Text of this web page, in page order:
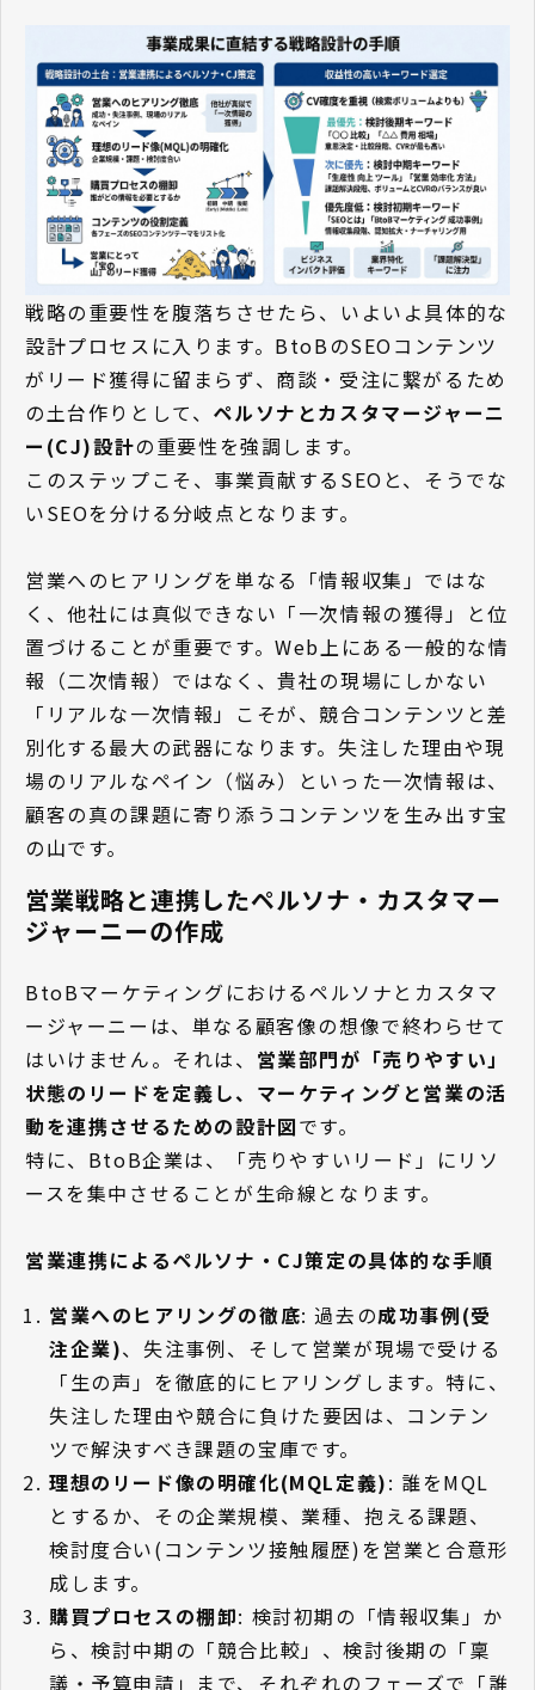
戦略の重要性を腹落ちさせたら、いよいよ具体的な
設計プロセスに入ります。BtoBのSEOコンテンツ
がリード獲得に留まらず、商談・受注に繋がるため
の土台作りとして、 ペルソナとカスタマージャーニ
ー(CJ)設計の重要性を強調します。
このステップこそ、事業貢献するSEOと、そうでな
いSEOを分ける分岐点となります。
営業へのヒアリングを単なる「情報収集」ではな
く、他社には真似できない「一次情報の獲得」と位
置づけることが重要です。Web上にある一般的な情
報（二次情報）ではなく、貴社の現場にしかない
「リアルな一次情報」こそが、競合コンテンツと差
別化する最大の武器になります。失注した理由や現
場のリアルなペイン（悩み）といった一次情報は、
顧客の真の課題に寄り添うコンテンツを生み出す宝
の山です。
営業戦略と連携したペルソナ・カスタマー
ジャーニーの作成
BtoBマーケティングにおけるペルソナとカスタマ
ージャーニーは、単なる顧客像の想像で終わらせて
はいけません。それは、 営業部門が「売りやすい」
状態のリードを定義し、マーケティングと営業の活
動を連携させるための設計図です。
特に、BtoB企業は、「売りやすいリード」にリソ
ースを集中させることが生命線となります。
営業連携によるペルソナ・CJ策定の具体的な手順
営業へのヒアリングの徹底: 過去の成功事例(受
注企業)、失注事例、そして営業が現場で受ける
「生の声」を徹底的にヒアリングします。特に、
失注した理由や競合に負けた要因は、コンテン
ツで解決すべき課題の宝庫です。
理想のリード像の明確化(MQL定義): 誰をMQL
とするか、その企業規模、業種、抱える課題、
検討度合い(コンテンツ接触履歴)を営業と合意形
成します。
購買プロセスの棚卸: 検討初期の「情報収集」か
ら、検討中期の「競合比較」、検討後期の「稟
議・予算申請」まで、それぞれのフェーズで「誰